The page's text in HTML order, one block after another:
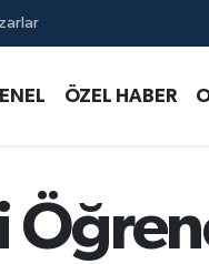
ÖZEL HABER